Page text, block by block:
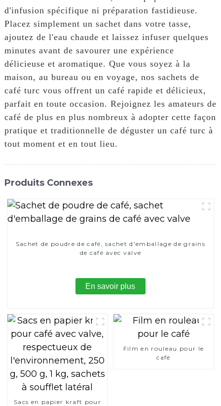
d'infusion spécifique ni préparation fastidieuse.
Placez simplement un sachet dans votre tasse,
ajoutez de l'eau chaude et laissez infuser quelques
minutes avant de savourer une expérience
délicieuse et aromatique. Que vous soyez à la
maison, au bureau ou en voyage, nos sachets de
café turc vous offrent un café rapide et délicieux,
parfait en toute occasion. Rejoignez les amateurs de
café de plus en plus nombreux à adopter cette façon
pratique et traditionnelle de déguster un café turc à
tout moment et en tout lieu.
Produits Connexes
Sachet de poudre de café, sachet d'emballage de grains
de café avec valve
En savoir plus
Sacs en papier kraft pour
Film en rouleau pour le
café